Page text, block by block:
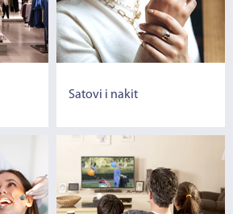
Satovi i nakit